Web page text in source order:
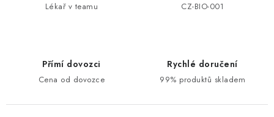
Lékař v teamu CZ-BIO-001
Přímí dovozci
Cena od dovozce
Rychlé doručení
99% produktů skladem